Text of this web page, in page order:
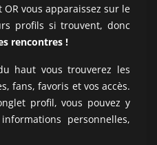
OR vous apparaissez sur le
profils si trouvent, donc
rencontres !
haut vous trouverez les
fans, favoris et vos accès.
profil, vous pouvez y
personnelles,